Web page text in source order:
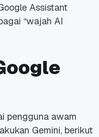
Assistant
“wajah AI
pengguna awam
Gemini, berikut